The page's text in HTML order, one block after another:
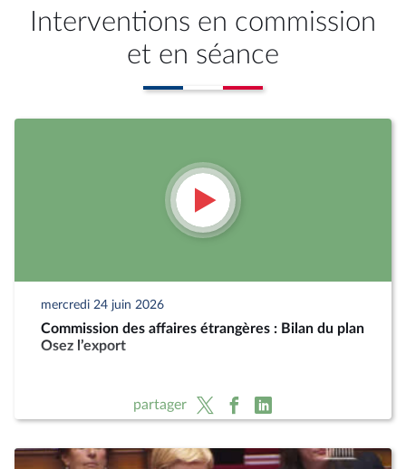
Interventions en commission
et en séance
mercredi 24 juin 2026
Commission des affaires étrangères : Bilan du plan
Osez l’export
partager